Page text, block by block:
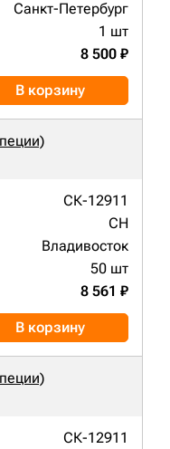
Санкт-Петербург
1 шт
8 500 ₽
В корзину
СК-12911
CH
Владивосток
50 шт
8 561 ₽
В корзину
СК-12911